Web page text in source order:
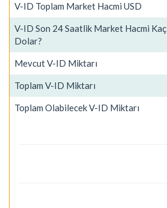
V-ID Toplam Market Hacmi USD
V-ID Son 24 Saatlik Market Hacmi Kaç
Dolar?
Mevcut V-ID Miktarı
Toplam V-ID Miktarı
Toplam Olabilecek V-ID Miktarı